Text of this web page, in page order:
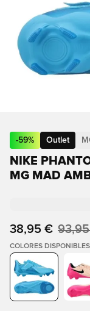
-59% Outlet
NIKE
MG MAD
38,95 €
COLORES DISPONIBLES